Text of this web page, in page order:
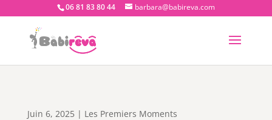
06 81 83 80 44 barbara@babireva.com
Juin 6, 2025 | Les Premiers Moments